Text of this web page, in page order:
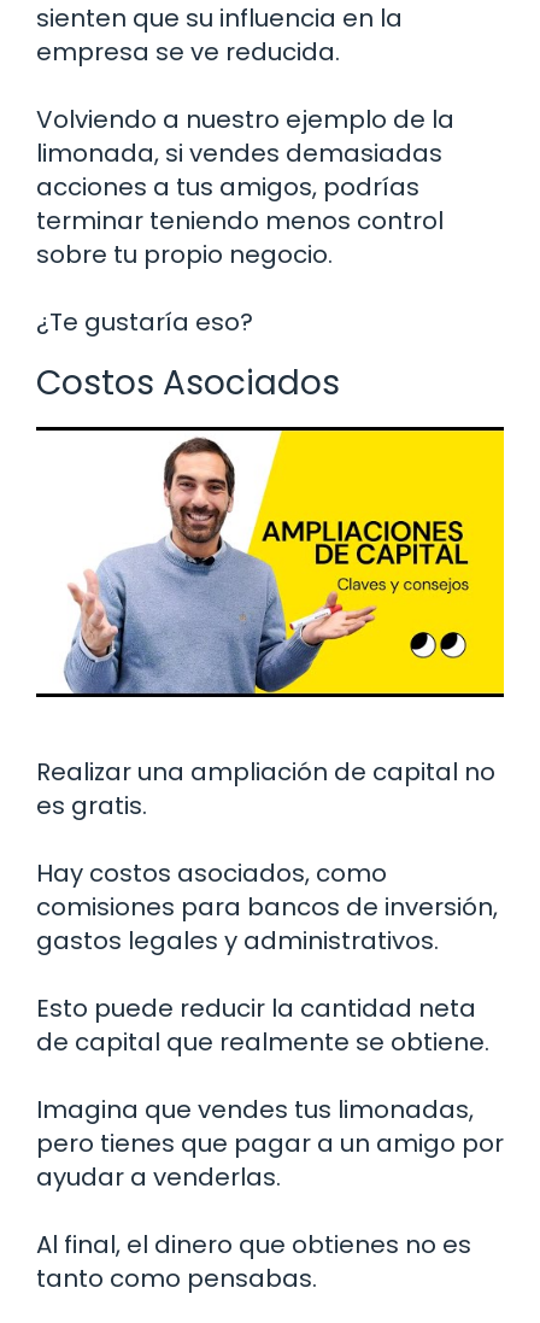
sienten que su influencia en la
empresa se ve reducida.
Volviendo a nuestro ejemplo de la
limonada, si vendes demasiadas
acciones a tus amigos, podrías
terminar teniendo menos control
sobre tu propio negocio.
¿Te gustaría eso?
Costos Asociados
Realizar una ampliación de capital no
es gratis.
Hay costos asociados, como
comisiones para bancos de inversión,
gastos legales y administrativos.
Esto puede reducir la cantidad neta
de capital que realmente se obtiene.
Imagina que vendes tus limonadas,
pero tienes que pagar a un amigo por
ayudar a venderlas.
Al final, el dinero que obtienes no es
tanto como pensabas.